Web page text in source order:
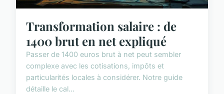
Transformation salaire : de
1400 brut en net expliqué
Passer de 1400 euros brut à net peut sembler
complexe avec les cotisations, impôts et
particularités locales à considérer. Notre guide
détaille le cal...